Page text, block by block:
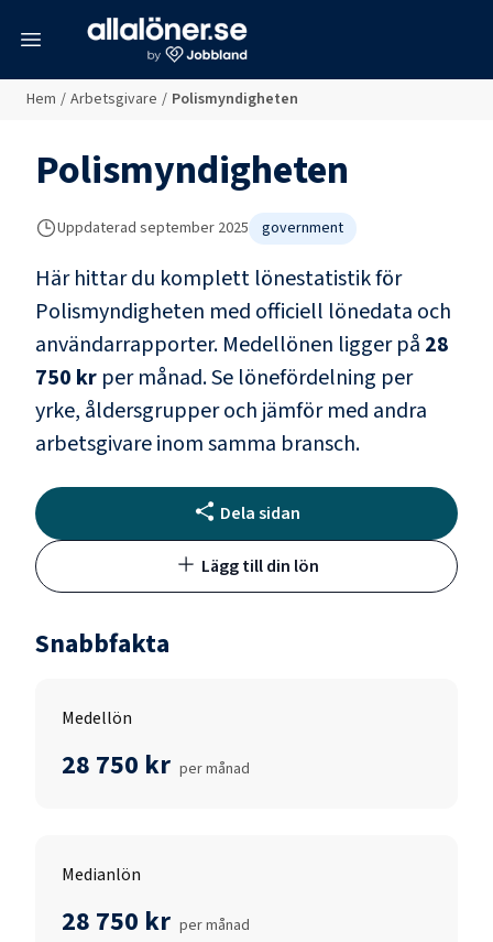
Hem / Arbetsgivare / Polismyndigheten
Polismyndigheten
Uppdaterad september 2025 government
Här hittar du komplett lönestatistik för
Polismyndigheten med officiell lönedata och
användarrapporter. Medellönen ligger på 28
750 kr per månad.Se lönefördelning per
yrke, åldersgrupper och jämför med andra
arbetsgivare inom samma bransch.
Dela sidan
Lägg till din lön
Snabbfakta
Medellön
28 750 kr per månad
Medianlön
28 750 kr per månad